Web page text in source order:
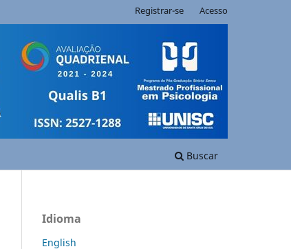
Buscar
Registrar-se Acesso
Idioma
English